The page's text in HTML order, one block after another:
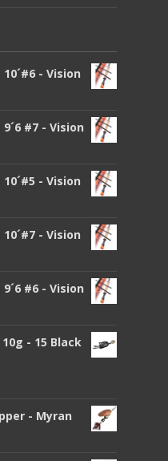
- Vision
#7 - Vision
- Vision
- Vision
#6 - Vision
- 15 Black
- Myran